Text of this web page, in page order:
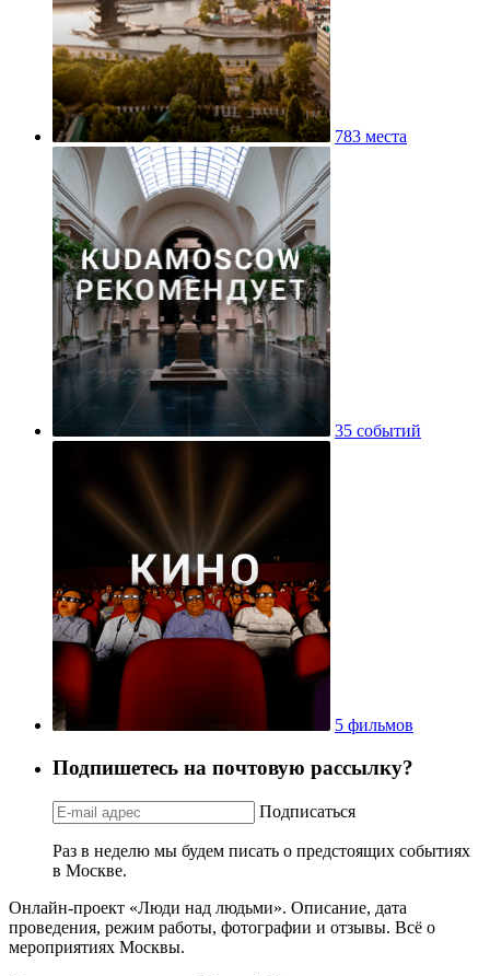
783 места
35 событий
5 фильмов
Подпишетесь на почтовую рассылку?
Подписаться
Раз в неделю мы будем писать о предстоящих событиях
в Москве.
Онлайн-проект «Люди над людьми». Описание, дата
проведения, режим работы, фотографии и отзывы. Всё о
мероприятиях Москвы.